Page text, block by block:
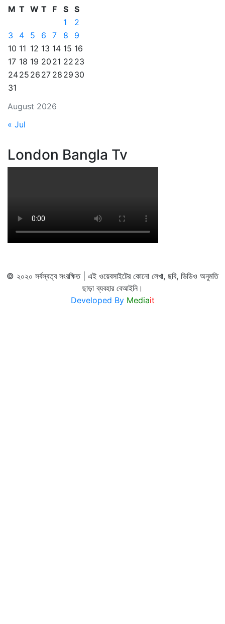
August 2026
M T W T F S S
1
2
3
4 5 6 7 8
9
10 11 12 13 14 15 16
17 18 19 20 21 22 23
2425 26 27 28 29 30
31
« Jul
London Bangla Tv
© ২০২০ সর্বস্বত্ব সংরক্ষিত | এই ওয়েবসাইটের কোনো লেখা, ছবি, ভিডিও অনুমতি
ছাড়া ব্যবহার বেআইনি।
Developed By Mediait